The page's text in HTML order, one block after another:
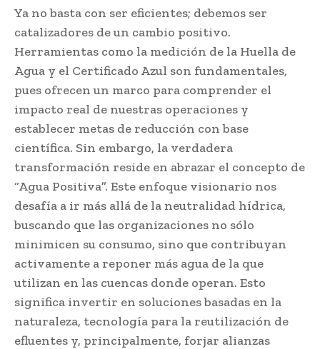
Ya no basta con ser eficientes; debemos ser
catalizadores de un cambio positivo.
Herramientas como la medición de la Huella de
Agua y el Certificado Azul son fundamentales,
pues ofrecen un marco para comprender el
impacto real de nuestras operaciones y
establecer metas de reducción con base
científica. Sin embargo, la verdadera
transformación reside en abrazar el concepto de
“Agua Positiva”. Este enfoque visionario nos
desafía a ir más allá de la neutralidad hídrica,
buscando que las organizaciones no sólo
minimicen su consumo, sino que contribuyan
activamente a reponer más agua de la que
utilizan en las cuencas donde operan. Esto
significa invertir en soluciones basadas en la
naturaleza, tecnología para la reutilización de
efluentes y, principalmente, forjar alianzas